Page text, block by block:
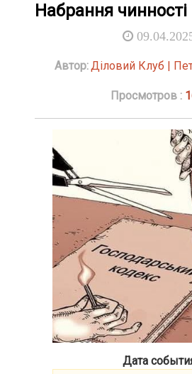
Набрання чинності
Автор:Діловий Клуб |
Просмотров :
Дата